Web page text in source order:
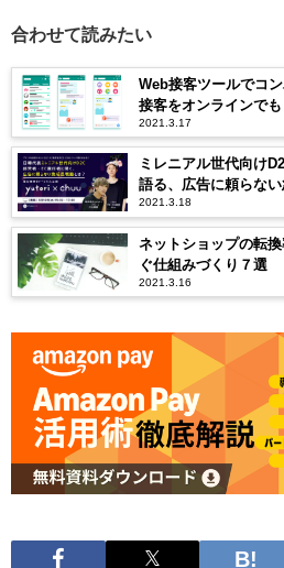
合わせて読みたい
Web接客ツールでコ
接客をオンラインでも
2021.3.17
ミレニアル世代向け
語る、広告に頼らな
体験レポート】
2021.3.18
ネットショップの転
ぐ仕組みづくり７選
2021.3.16